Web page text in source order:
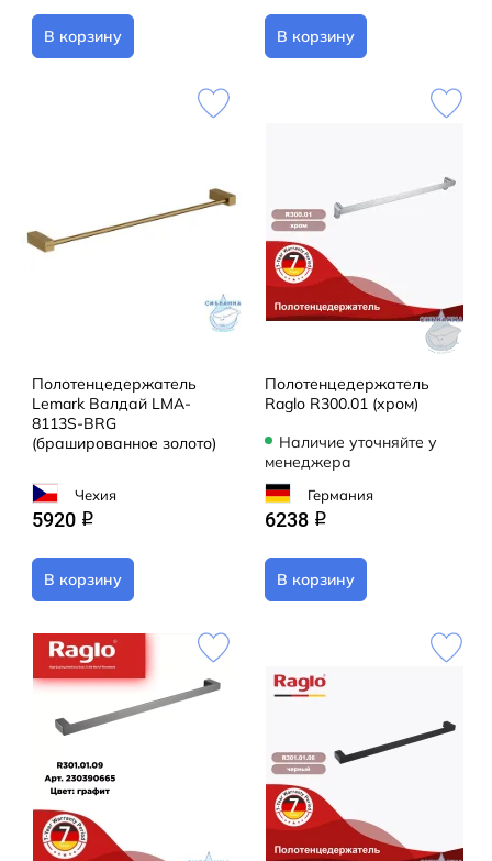
В корзину В корзину
Полотенцедержатель
Lemark Валдай LMA-
8113S-BRG
(брашированное золото)
Чехия
5920 q
В корзину
Полотенцедержатель
Raglo R300.01 (хром)
Наличие уточняйте у
менеджера
Германия
6238 q
В корзину